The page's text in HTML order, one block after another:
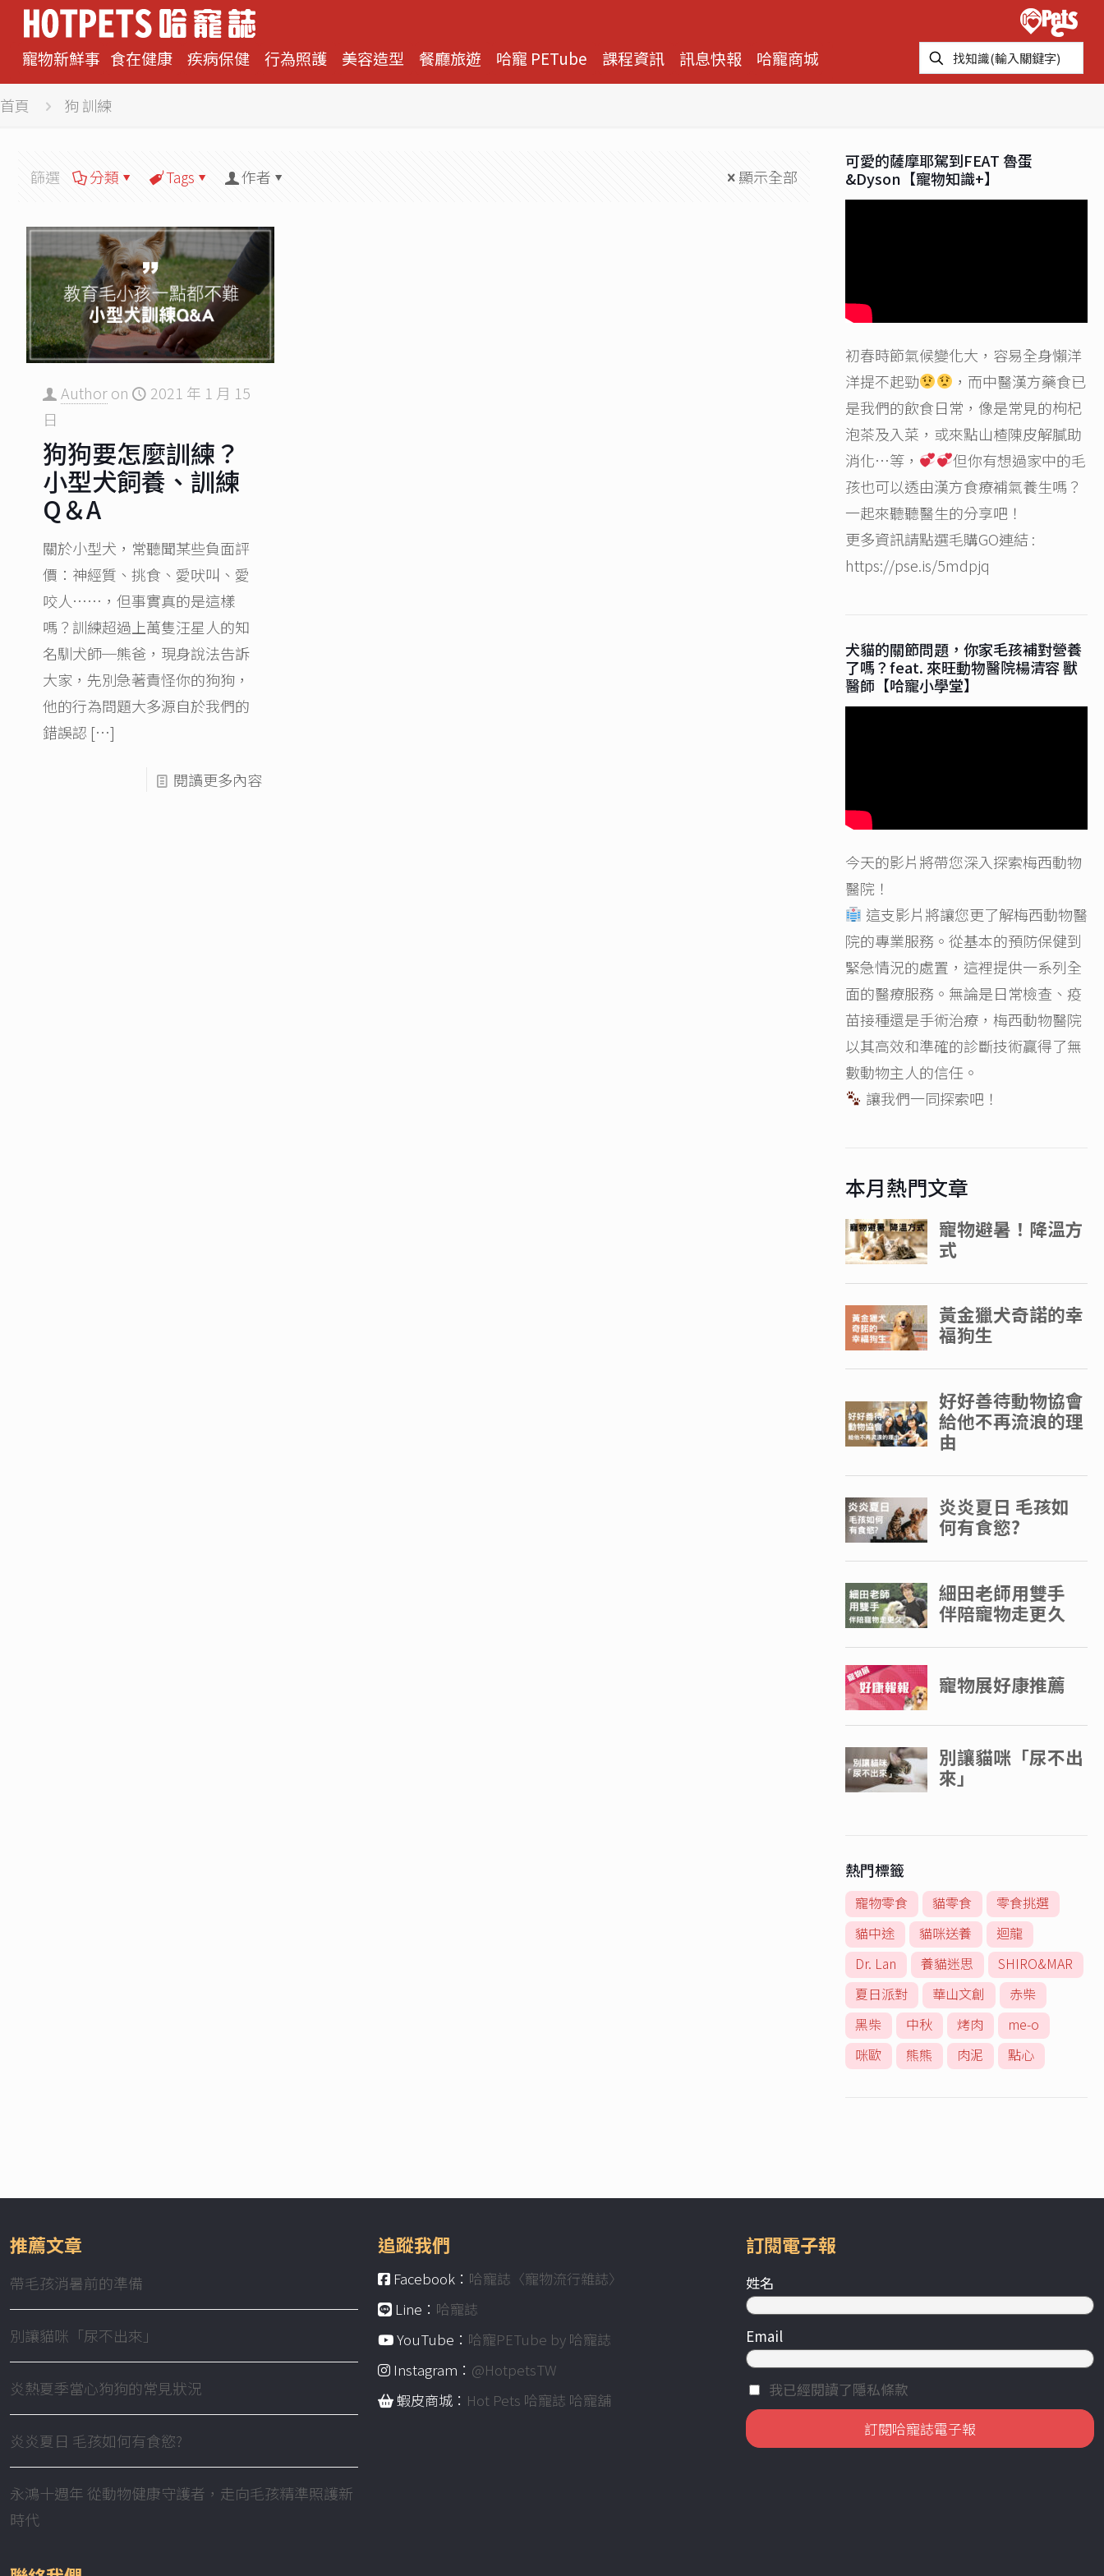
寵物新鮮事 食在健康 疾病保健 行為照護 美容造型 餐廳旅遊 哈寵 PETube 課程資訊 訊息快報 哈寵商城
首頁 狗 訓練
篩選 分類 Tags 作者 顯示全部
Author on
2021 年 1 月 15
日
狗狗要怎麼訓練？
小型犬飼養、訓練
Q＆A
關於小型犬，常聽聞某些負面評
價：神經質、挑食、愛吠叫、愛
咬人……，但事實真的是這樣
嗎？訓練超過上萬隻汪星人的知
名馴犬師─熊爸，現身說法告訴
大家，先別急著責怪你的狗狗，
他的行為問題大多源自於我們的
錯誤認 […]
閱讀更多內容
可愛的薩摩耶駕到FEAT 魯蛋
&Dyson【寵物知識+】
初春時節氣候變化大，容易全身懶洋
洋提不起勁
，而中醫漢方藥食已
是我們的飲食日常，像是常見的枸杞
泡茶及入菜，或來點山楂陳皮解膩助
消化…等，
但你有想過家中的毛
孩也可以透由漢方食療補氣養生嗎？
一起來聽聽醫生的分享吧！
更多資訊請點選毛購GO連結 :
https://pse.is/5mdpjq
犬貓的關節問題，你家毛孩補對營養
了嗎？feat. 來旺動物醫院楊清容 獸
醫師【哈寵小學堂】
今天的影片將帶您深入探索梅西動物
醫院！
這支影片將讓您更了解梅西動物醫
院的專業服務。從基本的預防保健到
緊急情況的處置，這裡提供一系列全
面的醫療服務。無論是日常檢查、疫
苗接種還是手術治療，梅西動物醫院
以其高效和準確的診斷技術贏得了無
數動物主人的信任。
讓我們一同探索吧！
本月熱門文章
熱門標籤
寵物零食 貓零食
零食挑選
貓中途
貓咪送養
迴龍
Dr. Lan
養貓迷思
SHIRO&MAR
夏日派對
華山文創
赤柴
黑柴
中秋 烤肉
me-o
咪歐
熊熊 肉泥 點心
推薦文章
帶毛孩消暑前的準備
別讓貓咪「尿不出來」
炎熱夏季當心狗狗的常見狀況
炎炎夏日 毛孩如何有食慾?
永鴻十週年 從動物健康守護者，走向毛孩精準照護新
時代
追蹤我們
Facebook： 哈寵誌〈寵物流行雜誌〉
Line： 哈寵誌
YouTube： 哈寵PETube by 哈寵誌
Instagram： @HotpetsTW
蝦皮商城： Hot Pets 哈寵誌 哈寵舖
訂閱電子報
姓名
Email
我已經閱讀了隱私條款